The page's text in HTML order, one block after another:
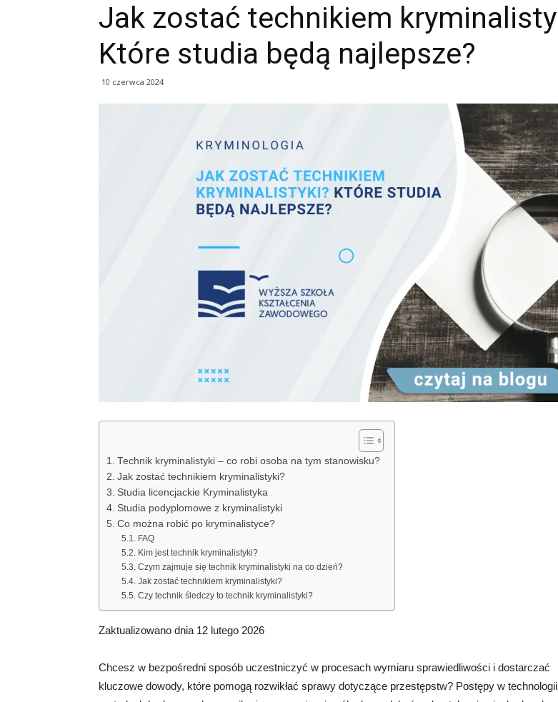
Jak zostać technikiem
Które studia będą najlepsze?
10 czerwca 2024
Technik kryminalistyki – co robi osoba na tym stanowisku?
Jak zostać technikiem kryminalistyki?
Studia licencjackie Kryminalistyka
Studia podyplomowe z kryminalistyki
Co można robić po kryminalistyce?
FAQ
Kim jest technik kryminalistyki?
Czym zajmuje się technik kryminalistyki na co dzień?
Jak zostać technikiem kryminalistyki?
Czy technik śledczy to technik kryminalistyki?
Zaktualizowano dnia 12 lutego 2026
Chcesz w bezpośredni sposób uczestniczyć w procesach wymiaru sprawiedliwości i dostarczać
kluczowe dowody, które pomogą rozwikłać sprawy dotyczące przestępstw? Postępy w